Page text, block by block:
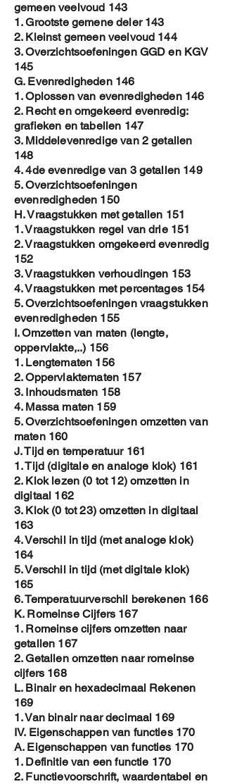
gemeen veelvoud 143
1. Grootste gemene deler 143
2. Kleinst gemeen veelvoud 144
3. Overzichtsoefeningen GGD en KGV
145
G. Evenredigheden 146
1. Oplossen van evenredigheden 146
2. Recht en omgekeerd evenredig:
grafieken en tabellen 147
3. Middelevenredige van 2 getallen
148
4. 4de evenredige van 3 getallen 149
5. Overzichtsoefeningen
evenredigheden 150
H. Vraagstukken met getallen 151
1. Vraagstukken regel van drie 151
2. Vraagstukken omgekeerd evenredig
152
3. Vraagstukken verhoudingen 153
4. Vraagstukken met percentages 154
5. Overzichtsoefeningen vraagstukken
evenredigheden 155
I. Omzetten van maten (lengte,
oppervlakte,..) 156
1. Lengtematen 156
2. Oppervlaktematen 157
3. Inhoudsmaten 158
4. Massa maten 159
5. Overzichtsoefeningen omzetten van
maten 160
J. Tijd en temperatuur 161
1. Tijd (digitale en analoge klok) 161
2. Klok lezen (0 tot 12) omzetten in
digitaal 162
3. Klok (0 tot 23) omzetten in digitaal
163
4. Verschil in tijd (met analoge klok)
164
5. Verschil in tijd (met digitale klok)
165
6. Temperatuurverschil berekenen 166
K. Romeinse Cijfers 167
1. Romeinse cijfers omzetten naar
getallen 167
2. Getallen omzetten naar romeinse
cijfers 168
L. Binair en hexadecimaal Rekenen
169
1. Van binair naar decimaal 169
IV. Eigenschappen van functies 170
A. Eigenschappen van functies 170
1. Definitie van een functie 170
2. Functievoorschrift, waardentabel en